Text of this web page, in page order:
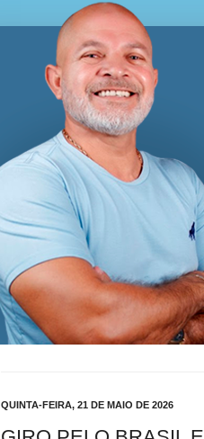
Blog
QUINTA-FEIRA, 21 DE MAIO DE 2026